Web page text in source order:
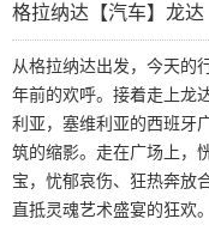
格拉纳达【汽车】龙
从格拉纳达出发，今天的
年前的欢呼。接着走上龙
利亚，塞维利亚的西班牙
筑的缩影。走在广场上，
宝，忧郁哀伤、狂热奔放
直抵灵魂艺术盛宴的狂欢。